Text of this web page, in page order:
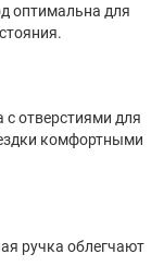
оптимальна для
с отверстиями для
комфортными
ручка облегчают